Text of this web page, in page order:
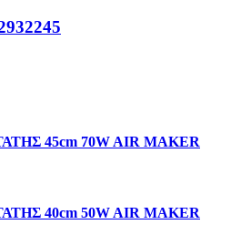
45cm 70W AIR MAKER
40cm 50W AIR MAKER